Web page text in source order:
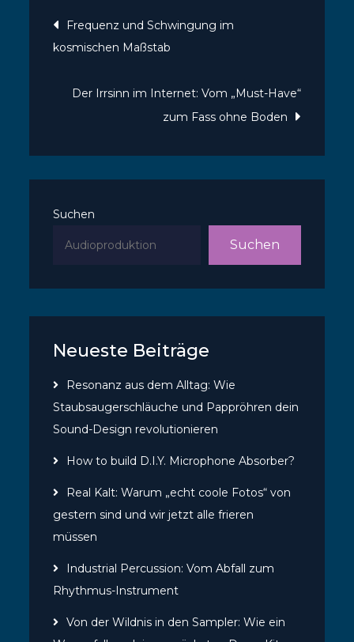
Frequenz und Schwingung im
kosmischen Maßstab
Der Irrsinn im Internet: Vom „Must-Have“
zum Fass ohne Boden
Suchen
Suchen
Neueste Beiträge
Resonanz aus dem Alltag: Wie
Staubsaugerschläuche und Pappröhren dein
Sound-Design revolutionieren
How to build D.I.Y. Microphone Absorber?
Real Kalt: Warum „echt coole Fotos“ von
gestern sind und wir jetzt alle frieren
müssen
Industrial Percussion: Vom Abfall zum
Rhythmus-Instrument
Von der Wildnis in den Sampler: Wie ein